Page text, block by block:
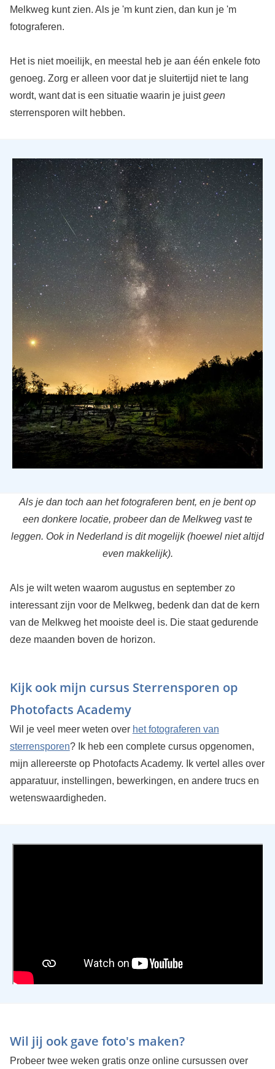
Melkweg kunt zien. Als je 'm kunt zien, dan kun je 'm
fotograferen.
Het is niet moeilijk, en meestal heb je aan één enkele foto
genoeg. Zorg er alleen voor dat je sluitertijd niet te lang
wordt, want dat is een situatie waarin je juistgeen
sterrensporen wilt hebben.
Als je dan toch aan het fotograferen bent, en je bent op
een donkere locatie, probeer dan de Melkweg vast te
leggen. Ook in Nederland is dit mogelijk (hoewel niet altijd
even makkelijk).
Als je wilt weten waarom augustus en september zo
interessant zijn voor de Melkweg, bedenk dan dat de kern
van de Melkweg het mooiste deel is. Die staat gedurende
deze maanden boven de horizon.
Kijk ook mijn cursus Sterrensporen op
Photofacts Academy
Wil je veel meer weten over het fotograferen van
sterrensporen? Ik heb een complete cursus opgenomen,
mijn allereerste op Photofacts Academy. Ik vertel alles over
apparatuur, instellingen, bewerkingen, en andere trucs en
wetenswaardigheden.
Wil jij ook gave foto's maken?
Probeer twee weken gratis onze online cursussen over